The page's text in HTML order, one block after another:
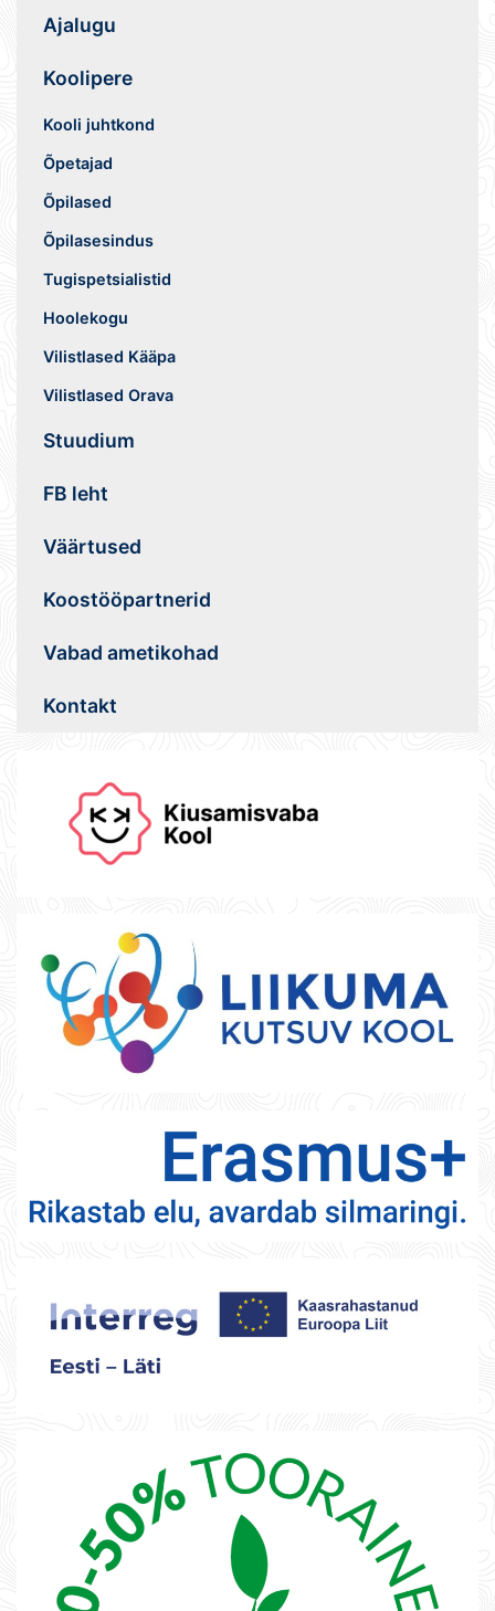
Ajalugu
Koolipere
Kooli juhtkond
Õpetajad
Õpilased
Õpilasesindus
Tugispetsialistid
Hoolekogu
Vilistlased Kääpa
Vilistlased Orava
Stuudium
FB leht
Väärtused
Koostööpartnerid
Vabad ametikohad
Kontakt